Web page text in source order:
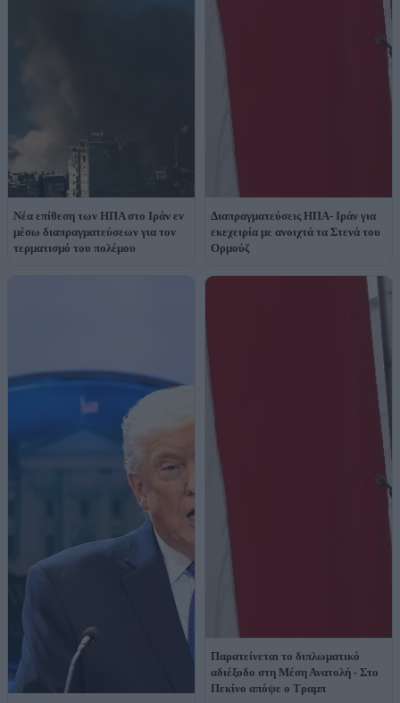
Νέα επίθεση των ΗΠΑ στο Ιράν εν
μέσω διαπραγματεύσεων για τον
τερματισμό του πολέμου
Διαπραγματεύσεις ΗΠΑ- Ιράν για
εκεχειρία με ανοιχτά τα Στενά του
Ορμούζ
Παρατείνεται το διπλωματικό
αδιέξοδο στη Μέση Ανατολή - Στο
Πεκίνο απόψε ο Τραμπ